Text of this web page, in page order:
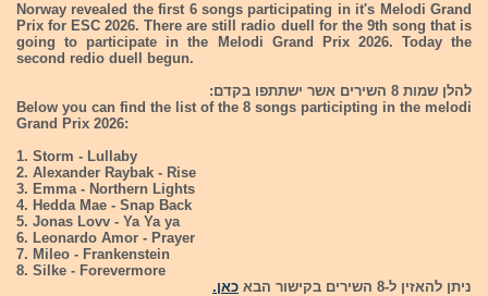
Norway revealed the first 6 songs participating in it's Melodi Grand
Prix for ESC 2026. There are still radio duell for the 9th song that is
going to participate in the Melodi Grand Prix 2026. Today the
second redio duell begun.
להלן שמות 8 השירים אשר ישתתפו בקדם:
Below you can find the list of the 8 songs participting in the melodi
Grand Prix 2026:
1. Storm - Lullaby
2. Alexander Raybak - Rise
3. Emma - Northern Lights
4. Hedda Mae - Snap Back
5. Jonas Lovv - Ya Ya ya
6. Leonardo Amor - Prayer
7. Mileo - Frankenstein
8. Silke - Forevermore
ניתן להאזין ל-8 השירים בקישור הבא
כאן.